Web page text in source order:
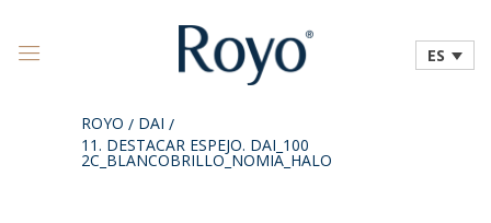
ES
ROYO / DAI /
11. DESTACAR ESPEJO. DAI_100
2C_BLANCOBRILLO_NOMIA_HALO